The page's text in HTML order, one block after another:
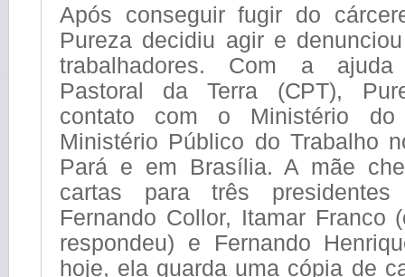
Após conseguir fugir do
Pureza decidiu agir e
trabalhadores. Com a
Pastoral da Terra (CPT),
contato com o Ministério
Ministério Público do Trabalho
Pará e em Brasília. A mãe
cartas para três presidentes
Fernando Collor, Itamar Franco
respondeu) e Fernando
hoje, ela guarda uma cópia de